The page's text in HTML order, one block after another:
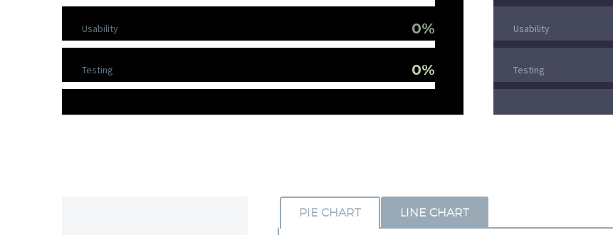
Usability 0%
Testing 0%
Usability
Testing
PIE CHART LINE CHART